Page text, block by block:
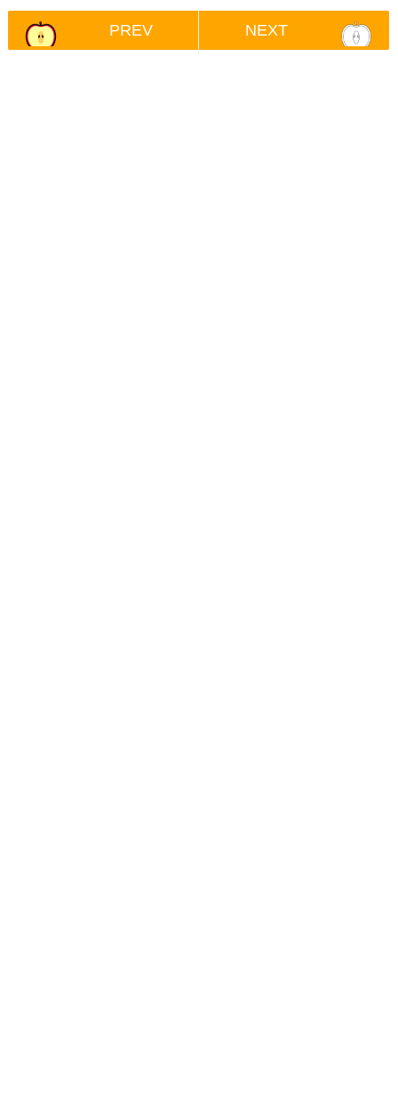
PREV NEXT